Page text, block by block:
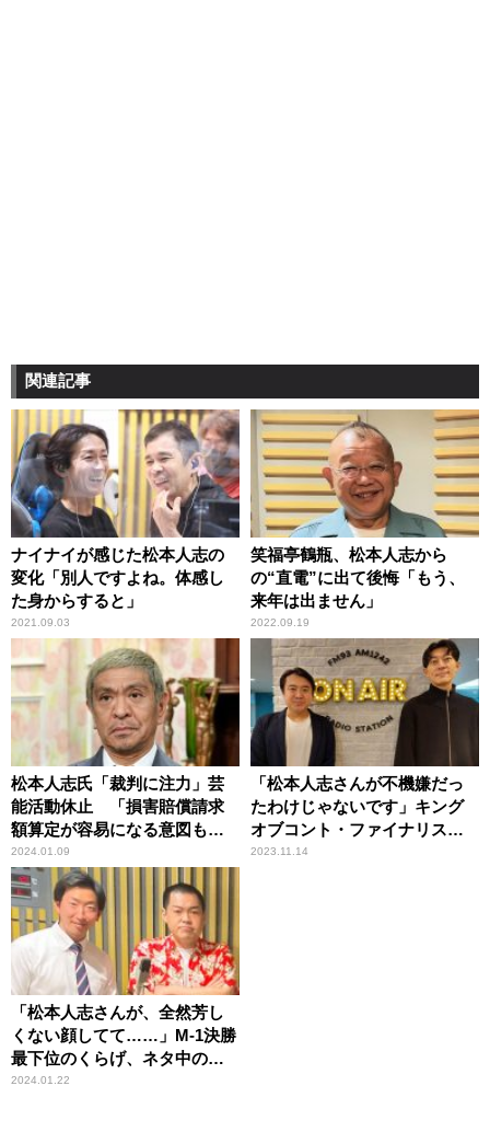
関連記事
ナイナイが感じた松本人志の
変化「別人ですよね。体感し
た身からすると」
2021.09.03
笑福亭鶴瓶、松本人志から
の“直電”に出て後悔「もう、
来年は出ません」
2022.09.19
松本人志氏「裁判に注力」芸
能活動休止 「損害賠償請求
額算定が容易になる意図も」
辛坊治郎が持論
2024.01.09
「松本人志さんが不機嫌だっ
たわけじゃないです」キング
オブコント・ファイナリスト
が明かした『大喜利コント』
2023.11.14
「松本人志さんが、全然芳し
くない顔してて……」M-1決勝
最下位のくらげ、ネタ中の心
情を明かす
2024.01.22